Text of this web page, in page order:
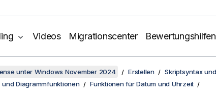
Videos Migrationscenter Bewertungshilfen
unter Windows November 2024 Erstellen
Skriptsyntax
und Diagrammfunktionen
Funktionen für Datum und Uhrzeit